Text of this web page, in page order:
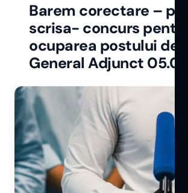
Barem corectare –
scrisa- concurs pentru
ocuparea postului de
General Adjunct